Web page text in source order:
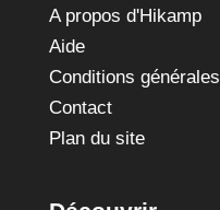
A propos d'Hikamp
Aide
Conditions générales
Contact
Plan du site